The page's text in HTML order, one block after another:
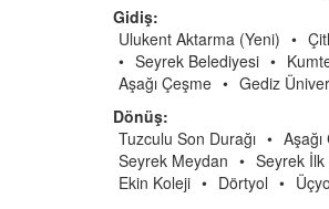
Gidiş:
Ulukent Aktarma (Yeni) •
• Seyrek Belediyesi •
Aşağı Çeşme • Gediz
Dönüş:
Tuzculu Son Durağı •
Seyrek Meydan • Seyrek
Ekin Koleji • Dörtyol •